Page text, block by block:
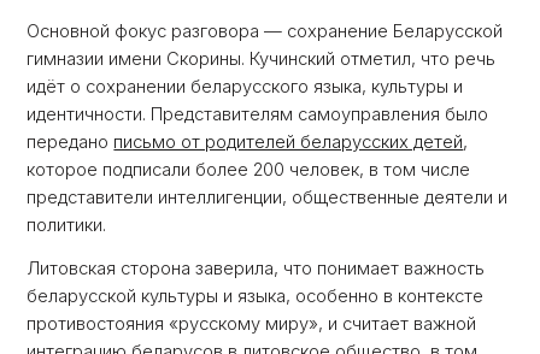
Основной фокус разговора — сохранение Беларусской
гимназии имени Скорины. Кучинский отметил, что речь
идёт о сохранении беларусского языка, культуры и
идентичности. Представителям самоуправления было
передано письмо от родителей беларусских детей,
которое подписали более 200 человек, в том числе
представители интеллигенции, общественные деятели и
политики.
Литовская сторона заверила, что понимает важность
беларусской культуры и языка, особенно в контексте
противостояния «русскому миру», и считает важной